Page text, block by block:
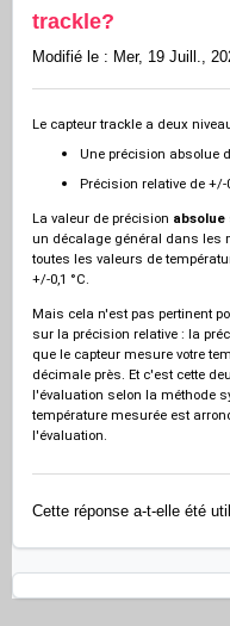
trackle?
Modifié le : Mer, 19 Juill.,
Le capteur trackle a deux
Une précision absolue
Précision relative de +/-
La valeur de précision absolue
un décalage général dans les
toutes les valeurs de
+/-0,1 °C.
Mais cela n'est pas pertinent
sur la précision relative : la
que le capteur mesure votre
décimale près. Et c'est cette
l'évaluation selon la méthode
température mesurée est
l'évaluation.
Cette réponse a-t-elle été